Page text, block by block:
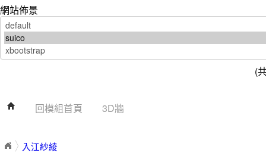
網站佈景
(
回模組首頁 3D牆
入江紗綾